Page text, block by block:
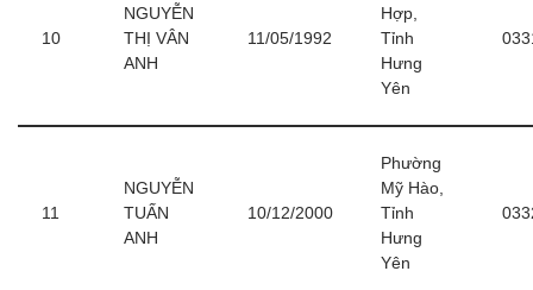
10
NGUYỄN
THỊ VÂN
ANH
11/05/1992
Hợp,
Tỉnh
Hưng
Yên
11
NGUYỄN
TUẤN
ANH
10/12/2000
Phường
Mỹ Hào,
Tỉnh
Hưng
Yên